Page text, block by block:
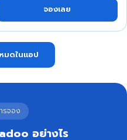
จองเลย
มดในแอป
รจอง
อย่างไร